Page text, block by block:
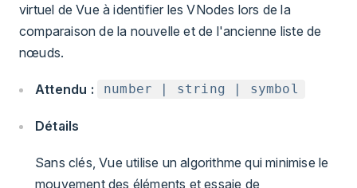
virtuel de Vue à identifier les VNodes lors de la
comparaison de la nouvelle et de l'ancienne liste de
nœuds.
Attendu : number | string | symbol
Détails
Sans clés, Vue utilise un algorithme qui minimise le
mouvement des éléments et essaie de